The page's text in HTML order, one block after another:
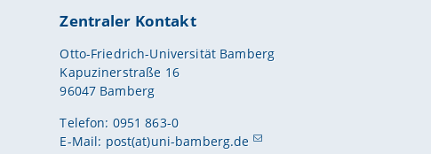
Zentraler Kontakt
Otto-Friedrich-Universität Bamberg
Kapuzinerstraße 16
96047 Bamberg
Telefon: 0951 863-0
E-Mail: post(at)uni-bamberg.de